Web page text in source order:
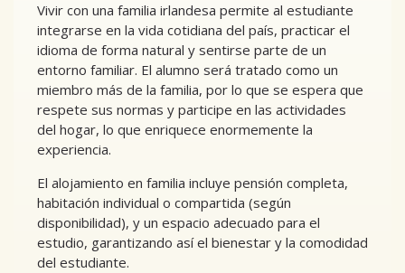
Vivir con una familia irlandesa permite al estudiante
integrarse en la vida cotidiana del país, practicar el
idioma de forma natural y sentirse parte de un
entorno familiar. El alumno será tratado como un
miembro más de la familia, por lo que se espera que
respete sus normas y participe en las actividades
del hogar, lo que enriquece enormemente la
experiencia.
El alojamiento en familia incluye pensión completa,
habitación individual o compartida (según
disponibilidad), y un espacio adecuado para el
estudio, garantizando así el bienestar y la comodidad
del estudiante.